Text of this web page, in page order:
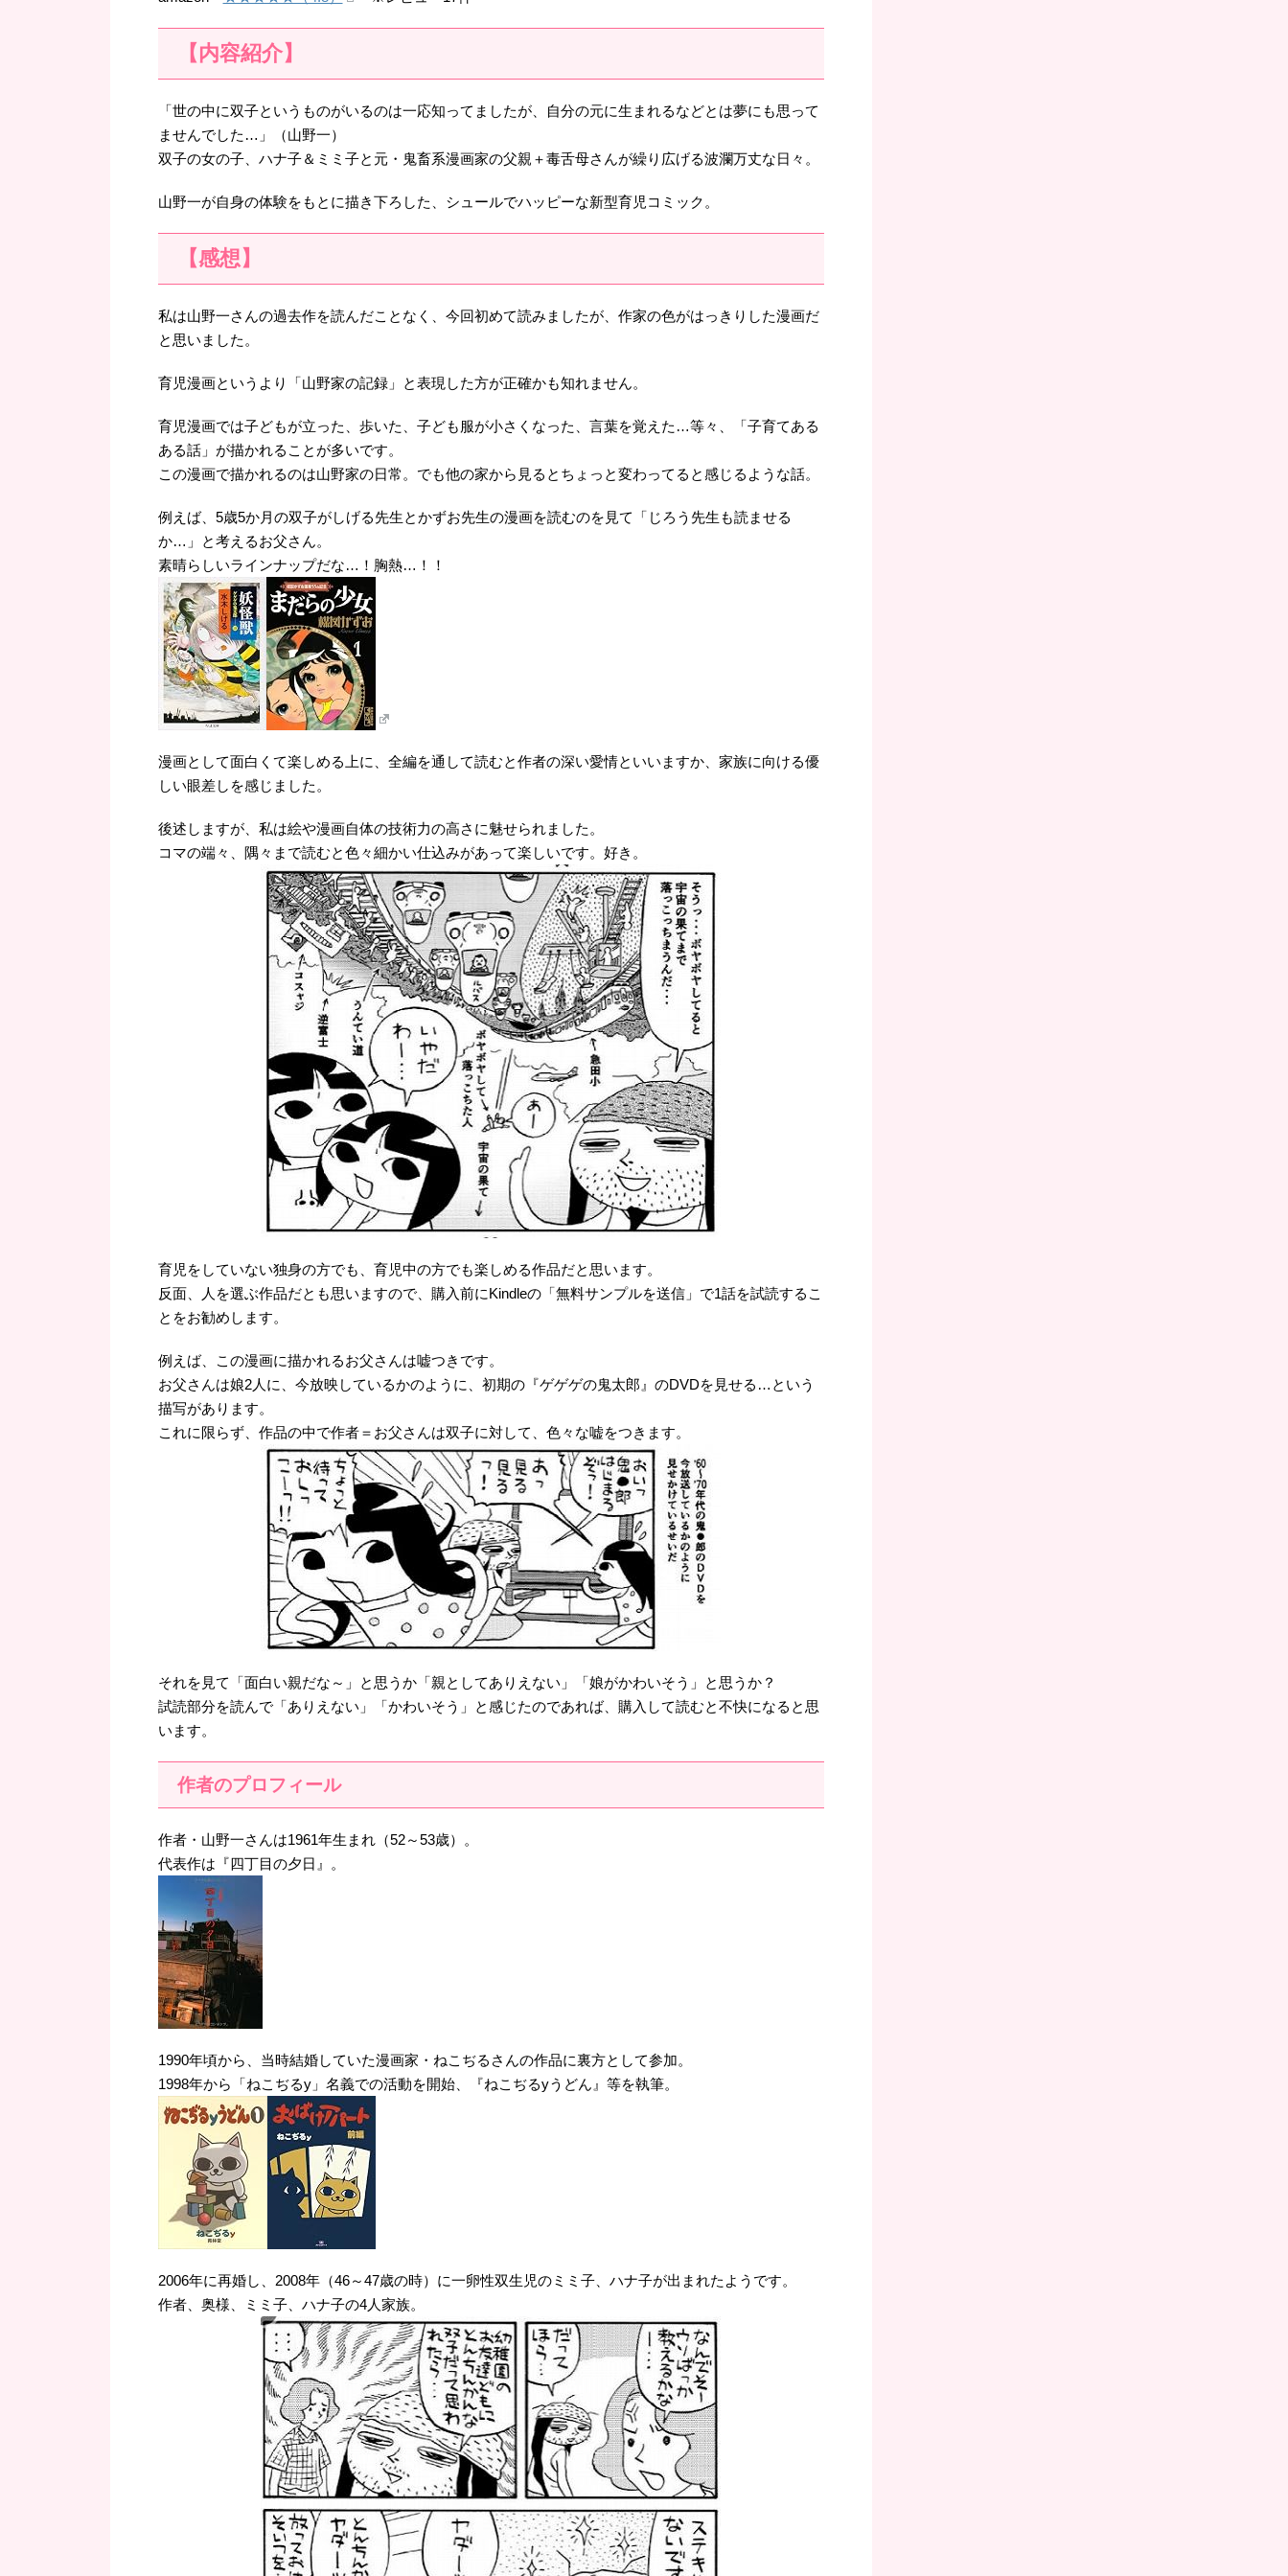
【内容紹介】
「世の中に双子というものがいるのは一応知ってましたが、自分の元に生まれるなどとは夢にも思って
ませんでした…」（山野一）
双子の女の子、ハナ子＆ミミ子と元・鬼畜系漫画家の父親＋毒舌母さんが繰り広げる波瀾万丈な日々。
山野一が自身の体験をもとに描き下ろした、シュールでハッピーな新型育児コミック。
【感想】
私は山野一さんの過去作を読んだことなく、今回初めて読みましたが、作家の色がはっきりした漫画だ
と思いました。
育児漫画というより「山野家の記録」と表現した方が正確かも知れません。
育児漫画では子どもが立った、歩いた、子ども服が小さくなった、言葉を覚えた…等々、「子育てある
ある話」が描かれることが多いです。
この漫画で描かれるのは山野家の日常。でも他の家から見るとちょっと変わってると感じるような話。
例えば、5歳5か月の双子がしげる先生とかずお先生の漫画を読むのを見て「じろう先生も読ませる
か…」と考えるお父さん。
素晴らしいラインナップだな…！胸熱…！！
漫画として面白くて楽しめる上に、全編を通して読むと作者の深い愛情といいますか、家族に向ける優
しい眼差しを感じました。
後述しますが、私は絵や漫画自体の技術力の高さに魅せられました。
コマの端々、隅々まで読むと色々細かい仕込みがあって楽しいです。好き。
育児をしていない独身の方でも、育児中の方でも楽しめる作品だと思います。
反面、人を選ぶ作品だとも思いますので、購入前にKindleの「無料サンプルを送信」で1話を試読するこ
とをお勧めします。
例えば、この漫画に描かれるお父さんは嘘つきです。
お父さんは娘2人に、今放映しているかのように、初期の『ゲゲゲの鬼太郎』のDVDを見せる…という
描写があります。
これに限らず、作品の中で作者＝お父さんは双子に対して、色々な嘘をつきます。
それを見て「面白い親だな～」と思うか「親としてありえない」「娘がかわいそう」と思うか？
試読部分を読んで「ありえない」「かわいそう」と感じたのであれば、購入して読むと不快になると思
います。
作者のプロフィール
作者・山野一さんは1961年生まれ（52～53歳）。
代表作は『四丁目の夕日』。
1990年頃から、当時結婚していた漫画家・ねこぢるさんの作品に裏方として参加。
1998年から「ねこぢるy」名義での活動を開始、『ねこぢるyうどん』等を執筆。
2006年に再婚し、2008年（46～47歳の時）に一卵性双生児のミミ子、ハナ子が出まれたようです。
作者、奥様、ミミ子、ハナ子の4人家族。